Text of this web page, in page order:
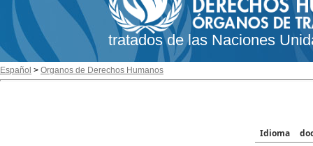
tratados de las Naciones
Español > Organos de Derechos Humanos
Idioma